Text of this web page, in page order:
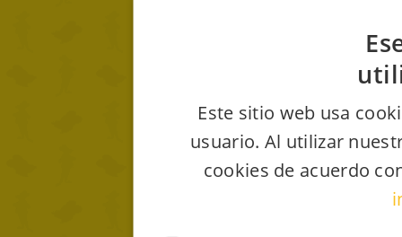
Este sitio web usa
usuario. Al utilizar
cookies de acuerdo